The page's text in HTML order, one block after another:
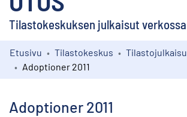
Tilastokeskuksen julkaisut verkossa
Kokoelmat
Etusivu Tilastokeskus
Adoptioner 2011
Adoptioner 2011